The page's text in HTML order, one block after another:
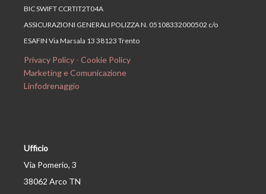
BIC SWIFT CCRTIT2T04A
ASSICURAZIONI GENERALI POLIZZA N. 05108332000502 c/o
ESAFIN Via Marsala 13 38123 Trento
Privacy Policy - Cookie Policy
Marketing e Comunicazione
Linfodrenaggio
Ufficio
Via Pomerio, 3
38062 Arco TN